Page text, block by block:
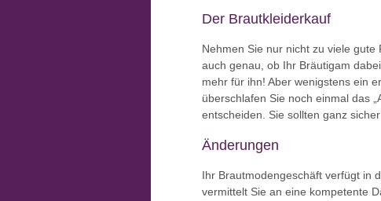
Der Brautkleiderkauf
Nehmen Sie nur nicht zu viele gute
auch genau, ob Ihr Bräutigam
mehr für ihn! Aber wenigstens ein
überschlafen Sie noch einmal das
entscheiden. Sie sollten ganz
Änderungen
Ihr Brautmodengeschäft verfügt in
vermittelt Sie an eine kompetente